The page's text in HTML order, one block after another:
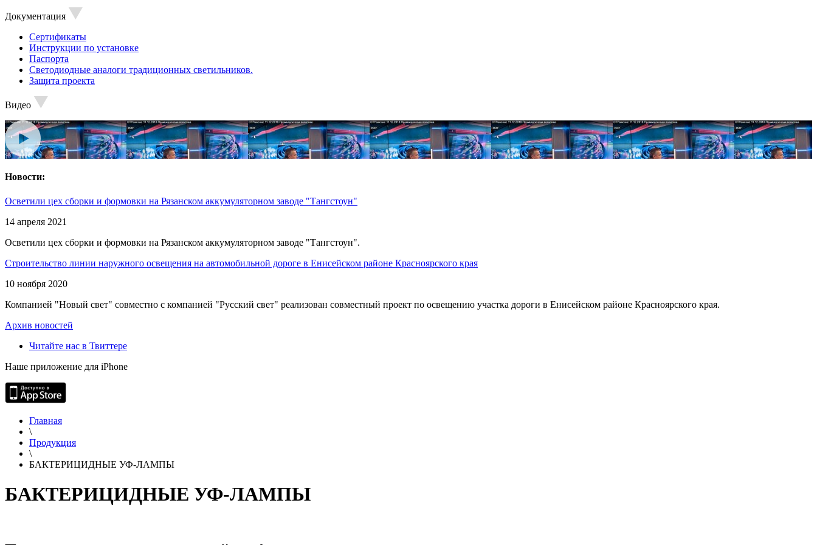
Документация
Сертификаты
Инструкции по установке
Паспорта
Светодиодные аналоги традиционных светильников.
Защита проекта
Видео
Новости:
Осветили цех сборки и формовки на Рязанском аккумуляторном заводе "Тангстоун"
14 апреля 2021
Осветили цех сборки и формовки на Рязанском аккумуляторном заводе "Тангстоун".
Строительство линии наружного освещения на автомобильной дороге в Енисейском районе Красноярского края
10 ноября 2020
Компанией "Новый свет" совместно с компанией "Русский свет" реализован совместный проект по освещению участка дороги в Енисейском районе Красноярского края.
Архив новостей
Читайте нас в Твиттере
Наше приложение для iPhone
Главная
\
Продукция
\
БАКТЕРИЦИДНЫЕ УФ-ЛАМПЫ
БАКТЕРИЦИДНЫЕ УФ-ЛАМПЫ